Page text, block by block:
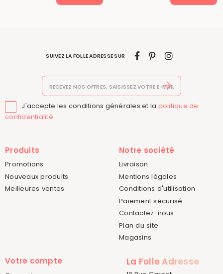
J'accepte les conditions générales et la politique de
confidentialité
SUIVEZ LA FOLLE ADRESSE SUR
Produits
Promotions
Nouveaux produits
Meilleures ventes
Notre société
Livraison
Mentions légales
Conditions d'utilisation
Paiement sécurisé
Contactez-nous
Plan du site
Magasins
Votre compte La Folle Adresse